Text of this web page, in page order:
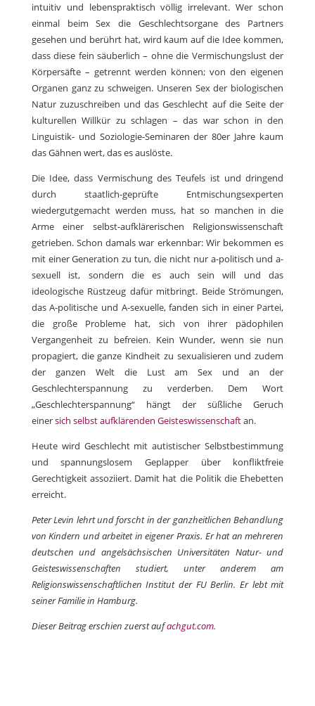
intuitiv und lebenspraktisch völlig irrelevant. Wer schon
einmal beim Sex die Geschlechtsorgane des Partners
gesehen und berührt hat, wird kaum auf die Idee kommen,
dass diese fein säuberlich – ohne die Vermischungslust der
Körpersäfte – getrennt werden können; von den eigenen
Organen ganz zu schweigen. Unseren Sex der biologischen
Natur zuzuschreiben und das Geschlecht auf die Seite der
kulturellen Willkür zu schlagen – das war schon in den
Linguistik- und Soziologie-Seminaren der 80er Jahre kaum
das Gähnen wert, das es auslöste.
Die Idee, dass Vermischung des Teufels ist und dringend
durch staatlich-geprüfte Entmischungsexperten
wiedergutgemacht werden muss, hat so manchen in die
Arme einer selbst-aufklärerischen Religionswissenschaft
getrieben. Schon damals war erkennbar: Wir bekommen es
mit einer Generation zu tun, die nicht nur a-politisch und a-
sexuell ist, sondern die es auch sein will und das
ideologische Rüstzeug dafür mitbringt. Beide Strömungen,
das A-politische und A-sexuelle, fanden sich in einer Partei,
die große Probleme hat, sich von ihrer pädophilen
Vergangenheit zu befreien. Kein Wunder, wenn sie nun
propagiert, die ganze Kindheit zu sexualisieren und zudem
der ganzen Welt die Lust am Sex und an der
Geschlechterspannung zu verderben. Dem Wort
„Geschlechterspannung“ hängt der süßliche Geruch
einersich selbst aufklärenden Geisteswissenschaftan.
Heute wird Geschlecht mit autistischer Selbstbestimmung
und spannungslosem Geplapper über konfliktfreie
Gerechtigkeit assoziiert. Damit hat die Politik die Ehebetten
erreicht.
Peter Levin lehrt und forscht in der ganzheitlichen Behandlung
von Kindern und arbeitet in eigener Praxis. Er hat an mehreren
deutschen und angelsächsischen Universitäten Natur- und
Geisteswissenschaften studiert, unter anderem am
Religionswissenschaftlichen Institut der FU Berlin. Er lebt mit
seiner Familie in Hamburg.
Dieser Beitrag erschien zuerst aufachgut.com.